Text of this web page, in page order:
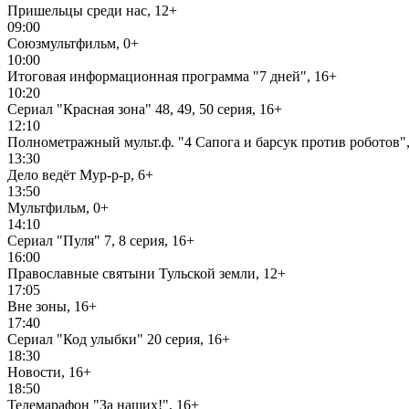
Пришельцы среди нас, 12+
09:00
Союзмультфильм, 0+
10:00
Итоговая информационная программа "7 дней", 16+
10:20
Сериал "Красная зона" 48, 49, 50 серия, 16+
12:10
Полнометражный мульт.ф. "4 Сапога и барсук против
13:30
Дело ведёт Мур-р-р, 6+
13:50
Мультфильм, 0+
14:10
Сериал "Пуля" 7, 8 серия, 16+
16:00
Православные святыни Тульской земли, 12+
17:05
Вне зоны, 16+
17:40
Сериал "Код улыбки" 20 серия, 16+
18:30
Новости, 16+
18:50
Телемарафон "За наших!", 16+